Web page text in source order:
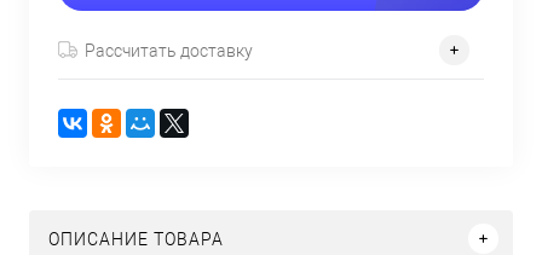
Рассчитать доставку
ОПИСАНИЕ ТОВАРА